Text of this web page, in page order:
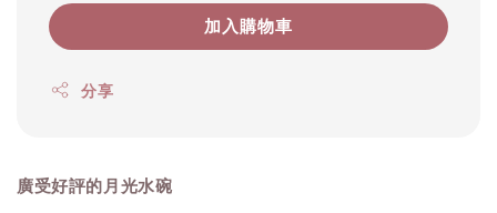
加入購物車
分享
廣受好評的月光水碗